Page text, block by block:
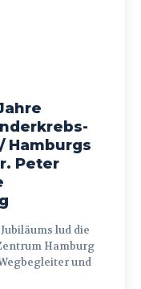
Hamburgs
Peter
Hamburg
und